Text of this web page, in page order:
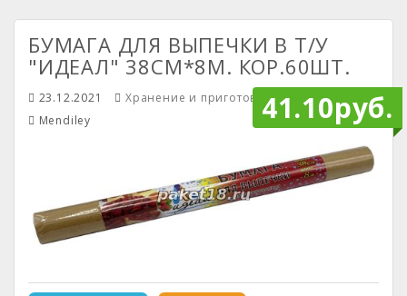
41.10руб.
БУМАГА ДЛЯ ВЫПЕЧКИ В Т/У
"ИДЕАЛ" 38СМ*8М. КОР.60ШТ.
23.12.2021
Хранение и приготовление продуктов
Mendiley